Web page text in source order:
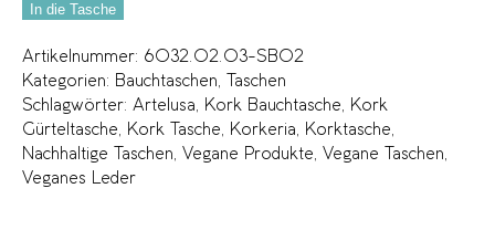
In die Tasche
Artikelnummer: 6032.02.03-SB02
Kategorien: Bauchtaschen,
Taschen
Schlagwörter: Artelusa, Kork Bauchtasche, Kork
Gürteltasche, Kork Tasche, Korkeria, Korktasche,
Nachhaltige Taschen, Vegane Produkte, Vegane Taschen,
Veganes Leder